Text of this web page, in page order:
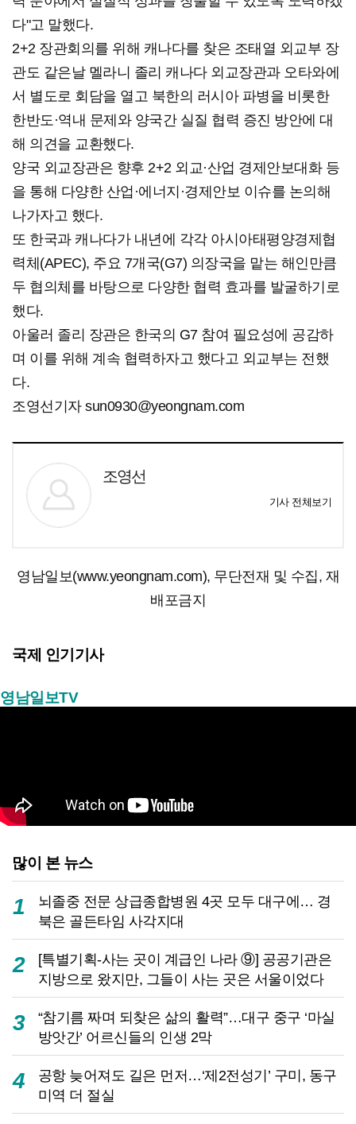
다"고 말했다.
2+2 장관회의를 위해 캐나다를 찾은 조태열 외교부 장
관도 같은날 멜라니 졸리 캐나다 외교장관과 오타와에
서 별도로 회담을 열고 북한의 러시아 파병을 비롯한
한반도·역내 문제와 양국간 실질 협력 증진 방안에 대
해 의견을 교환했다.
양국 외교장관은 향후 2+2 외교·산업 경제안보대화 등
을 통해 다양한 산업·에너지·경제안보 이슈를 논의해
나가자고 했다.
또 한국과 캐나다가 내년에 각각 아시아태평양경제협
력체(APEC), 주요 7개국(G7) 의장국을 맡는 해인만큼
두 협의체를 바탕으로 다양한 협력 효과를 발굴하기로
했다.
아울러 졸리 장관은 한국의 G7 참여 필요성에 공감하
며 이를 위해 계속 협력하자고 했다고 외교부는 전했
다.
조영선기자 sun0930@yeongnam.com
조영선
기사 전체보기
영남일보(www.yeongnam.com), 무단전재 및 수집, 재
배포금지
국제 인기기사
영남일보TV
많이 본 뉴스
1
뇌졸중 전문 상급종합병원 4곳 모두 대구에… 경
북은 골든타임 사각지대
2
[특별기획-사는 곳이 계급인 나라 ⑨] 공공기관은
지방으로 왔지만, 그들이 사는 곳은 서울이었다
3
“참기름 짜며 되찾은 삶의 활력”…대구 중구 ‘마실
방앗간’ 어르신들의 인생 2막
4
공항 늦어져도 길은 먼저…‘제2전성기’ 구미, 동구
미역 더 절실